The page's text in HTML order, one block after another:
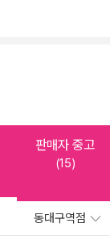
판매자 중고
(15)
동대구역점